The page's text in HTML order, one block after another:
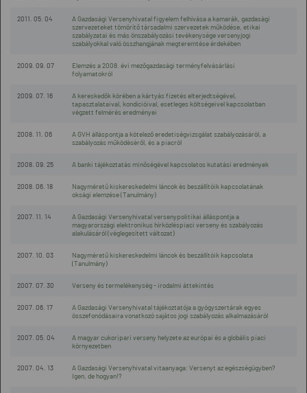
2011. 05. 04
A Gazdasági Versenyhivatal figyelem felhívása a kamarák, gazdasági
szervezeteket tömörítő társadalmi szervezetek működése, etikai
szabályzatai és más önszabályozási tevékenysége versenyjogi
szabályokkal való összhangjának megteremtése érdekében
2009. 09. 07
Elemzés a 2008. évi mezőgazdasági terményfelvásárlási
folyamatokról
2009. 07. 16
A kereskedők körében a kártyás fizetés elterjedtségével,
tapasztalataival, kondícióival, esetleges költségeivel kapcsolatban
végzett felmérés eredményei
2008. 11. 06
A GVH álláspontja a kötelező eredetiségvizsgálat szabályozásáról, a
szabályozás működéséről, és a piacról
2008. 09. 25 A banki tájékoztatás minőségével kapcsolatos kutatási eredmények
2008. 06. 18
Nagyméretű kiskereskedelmi láncok és beszállítóik kapcsolatának
oksági elemzése (Tanulmány)
2007. 11. 14
A Gazdasági Versenyhivatal versenypolitikai álláspontja a
magyarországi elektronikus hírközléspiaci verseny és szabályozás
alakulásáról (véglegesített változat)
2007. 10. 03
Nagyméretű kiskereskedelmi láncok és beszállítóik kapcsolata
(Tanulmány)
2007. 07. 30 Verseny és termelékenység - irodalmi áttekintés
2007. 06. 17
A Gazdasági Versenyhivatal tájékoztatója a gyógyszertárak egyes
összefonódásaira vonatkozó sajátos jogi szabályozás alkalmazásáról
2007. 05. 04
A magyar cukoripari verseny helyzete az európai és a globális piaci
környezetben
2007. 04. 13
A Gazdasági Versenyhivatal vitaanyaga: Versenyt az egészségügyben?
Igen, de hogyan!?